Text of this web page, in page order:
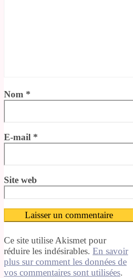
Nom *
E-mail *
Site web
Ce site utilise Akismet pour
réduire les indésirables. En savoir
plus sur comment les données de
vos commentaires sont utilisées.